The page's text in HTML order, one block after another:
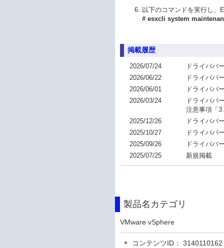
以下のコマンドを実行し、
# esxcli system
掲載履歴
2026/07/24
ドライババ
2026/06/22
ドライババ
2026/06/01
ドライババ
2026/03/24
ドライババ
注意事項「
2025/12/26
ドライババ
2025/10/27
ドライババ
2025/09/26
ドライババ
2025/07/25
新規掲載
製品名カテゴリ
VMware vSphere
コンテンツID： 3140110162